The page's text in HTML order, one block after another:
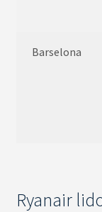
Barselona
Ryanair